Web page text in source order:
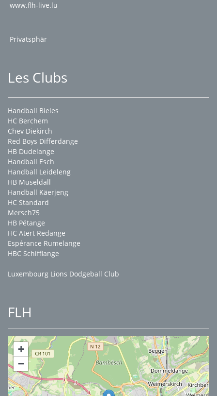
www.flh-live.lu
Privatsphär
Les Clubs
Handball Bieles
HC Berchem
Chev Diekirch
Red Boys Differdange
HB Dudelange
Handball Esch
Handball Leideleng
HB Museldall
Handball Käerjeng
HC Standard
Mersch75
HB Pétange
HC Atert Redange
Espérance Rumelange
HBC Schifflange
Luxembourg Lions Dodgeball Club
FLH
+
−